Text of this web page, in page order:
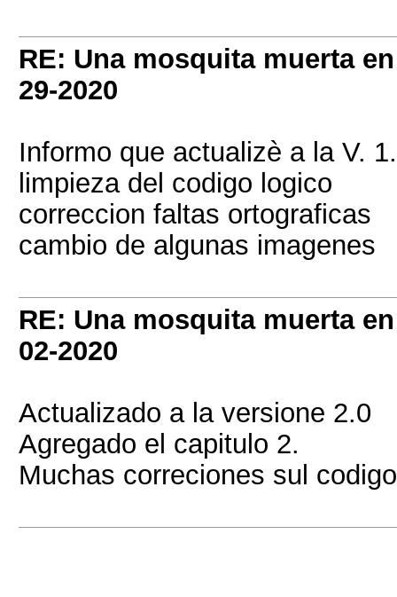
RE: Una mosquita muerta
29-2020
Informo que actualizè a la V.
limpieza del codigo logico
correccion faltas ortograficas
cambio de algunas imagenes
RE: Una mosquita muerta
02-2020
Actualizado a la versione 2.0
Agregado el capitulo 2.
Muchas correciones sul